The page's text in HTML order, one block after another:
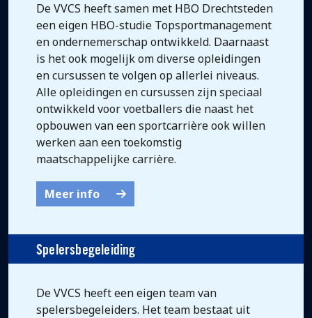
De VVCS heeft samen met HBO Drechtsteden
een eigen HBO-studie Topsportmanagement
en ondernemerschap ontwikkeld. Daarnaast
is het ook mogelijk om diverse opleidingen
en cursussen te volgen op allerlei niveaus.
Alle opleidingen en cursussen zijn speciaal
ontwikkeld voor voetballers die naast het
opbouwen van een sportcarrière ook willen
werken aan een toekomstig
maatschappelijke carrière.
Meer info
Spelersbegeleiding
De VVCS heeft een eigen team van
spelersbegeleiders. Het team bestaat uit